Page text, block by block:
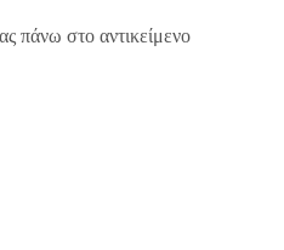
πάνω στο αντικείμενο